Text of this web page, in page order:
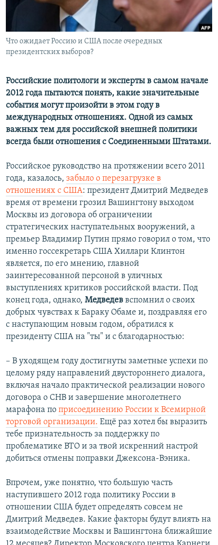
Что ожидает Россию и США после очередных
президентских выборов?
Российские политологи и эксперты в самом начале
2012 года пытаются понять, какие значительные
события могут произойти в этом году в
международных отношениях. Одной из самых
важных тем для российской внешней политики
всегда были отношения с Соединенными Штатами.
Российское руководство на протяжении всего 2011
года, казалось, забыло о перезагрузке в
отношениях с США: президент Дмитрий Медведев
время от времени грозил Вашингтону выходом
Москвы из договора об ограничении
стратегических наступательных вооружений, а
премьер Владимир Путин прямо говорил о том, что
именно госсекретарь США Хиллари Клинтон
является, по его мнению, главной
заинтересованной персоной в уличных
выступлениях критиков российской власти. Под
конец года, однако, Медведев вспомнил о своих
добрых чувствах к Бараку Обаме и, поздравляя его
с наступающим новым годом, обратился к
президенту США на "ты" и с благодарностью:
– В уходящем году достигнуты заметные успехи по
целому ряду направлений двустороннего диалога,
включая начало практической реализации нового
договора о СНВ и завершение многолетнего
марафона по присоединению России к Всемирной
торговой организации. Ещё раз хотел бы выразить
тебе признательность за поддержку по
проблематике ВТО и за твой искренний настрой
добиться отмены поправки Джексона-Вэника.
Впрочем, уже понятно, что большую часть
наступившего 2012 года политику России в
отношении США будет определять совсем не
Дмитрий Медведев. Какие факторы будут влиять на
взаимодействие Москвы и Вашингтона ближайшие